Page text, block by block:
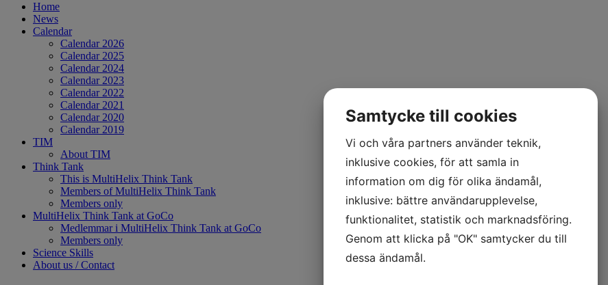
Home
News
Calendar
Calendar 2026
Calendar 2025
Calendar 2024
Calendar 2023
Calendar 2022
Calendar 2021
Calendar 2020
Calendar 2019
TIM
About TIM
Think Tank
This is MultiHelix Think Tank
Members of MultiHelix Think Tank
Members only
MultiHelix Think Tank at GoCo
Medlemmar i MultiHelix Think Tank at GoCo
Members only
Science Skills
About us / Contact
Samtycke till cookies
Vi och våra partners använder teknik,
inklusive cookies, för att samla in
information om dig för olika ändamål,
inklusive: bättre användarupplevelse,
funktionalitet, statistik och marknadsföring.
Genom att klicka på "OK" samtycker du till
dessa ändamål.